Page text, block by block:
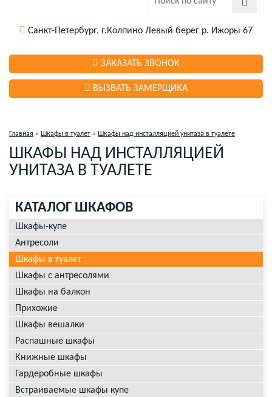
Санкт-Петербург, г.Колпино Левый берег р. Ижоры 67
ЗАКАЗАТЬ ЗВОНОК
ВЫЗВАТЬ ЗАМЕРЩИКА
Главная » Шкафы в туалет » Шкафы над инсталляцией унитаза в туалете
ШКАФЫ НАД ИНСТАЛЛЯЦИЕЙ
УНИТАЗА В ТУАЛЕТЕ
КАТАЛОГ ШКАФОВ
Шкафы-купе
Антресоли
Шкафы в туалет
Шкафы с антресолями
Шкафы на балкон
Прихожие
Шкафы вешалки
Распашные шкафы
Книжные шкафы
Гардеробные шкафы
Встраиваемые шкафы купе